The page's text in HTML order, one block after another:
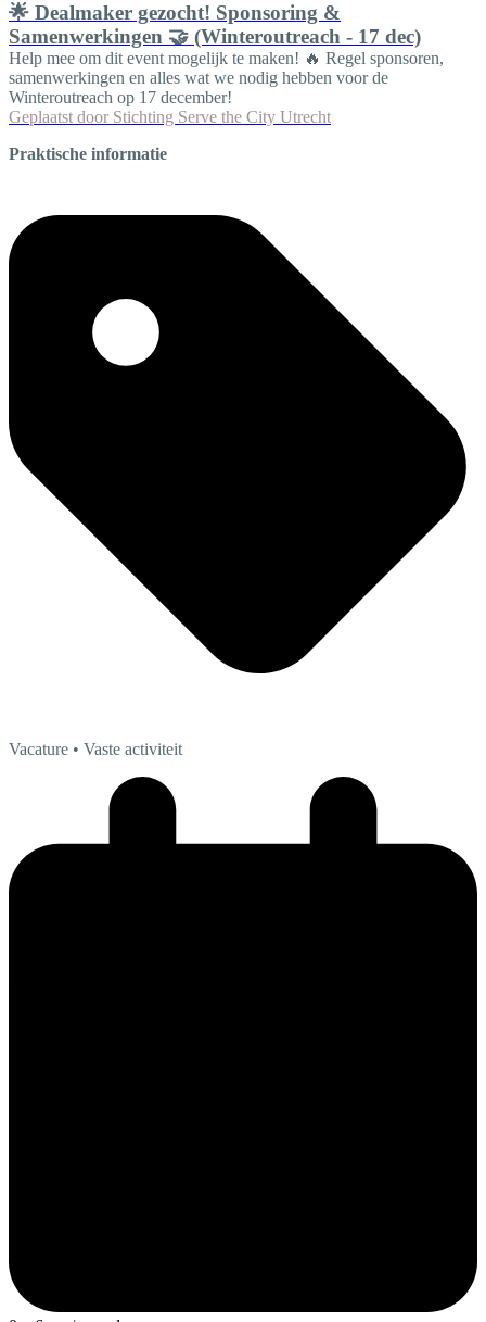
🌟 Dealmaker gezocht! Sponsoring &
Samenwerkingen 🤝 (Winteroutreach - 17 dec)
Help mee om dit event mogelijk te maken! 🔥 Regel sponsoren,
samenwerkingen en alles wat we nodig hebben voor de
Winteroutreach op 17 december!
Geplaatst door Stichting Serve the City Utrecht
Praktische informatie
Vacature • Vaste activiteit